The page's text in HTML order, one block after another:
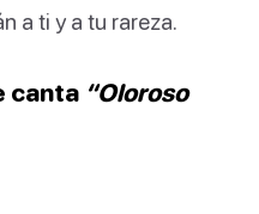
a ti y a tu rareza.
canta “Oloroso